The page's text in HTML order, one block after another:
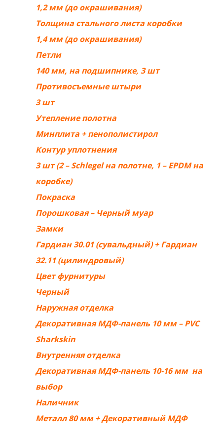
1,2 мм (до окрашивания)
Толщина стального листа коробки
1,4 мм (до окрашивания)
Петли
140 мм, на подшипнике, 3 шт
Противосъемные штыри
3 шт
Утепление полотна
Минплита + пенополистирол
Контур уплотнения
3 шт (2 – Schlegel на полотне, 1 – EPDM на
коробке)
Покраска
Порошковая – Черный муар
Замки
Гардиан 30.01 (сувальдный) + Гардиан
32.11 (цилиндровый)
Цвет фурнитуры
Черный
Наружная отделка
Декоративная МДФ-панель 10 мм – PVC
Sharkskin
Внутренняя отделка
Декоративная МДФ-панель 10-16 мм на
выбор
Наличник
Металл 80 мм + Декоративный МДФ